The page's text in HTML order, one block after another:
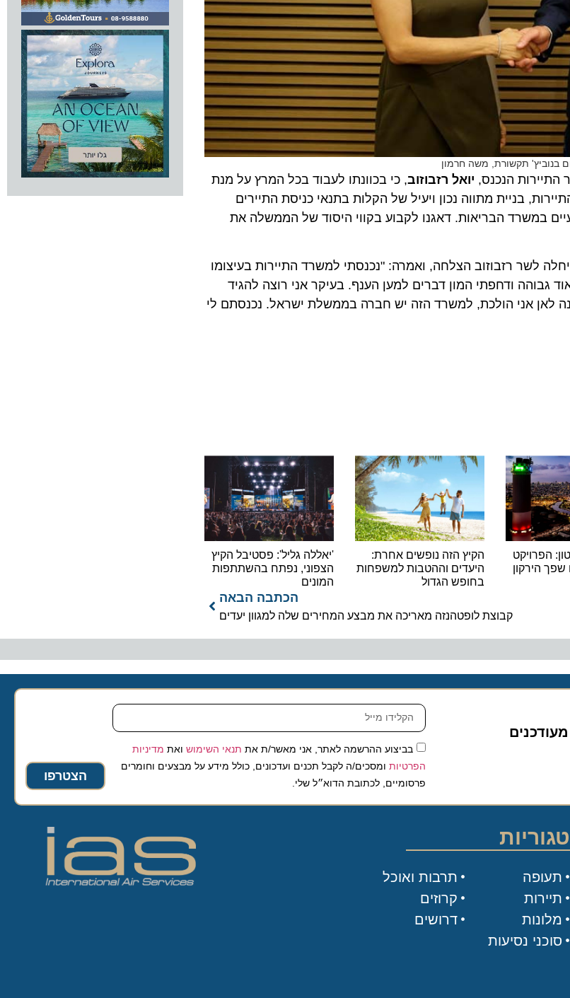
תקשורת, משה חרמון
הנכנס,יואל רזבוזוב, כי בכוונתו לעבוד בכל המרץ על מנת
מתווה נכון ויעיל של הקלות בתנאי כניסת התיירים
הבריאות. דאגנו לקבוע בקווי היסוד של הממשלה את
לשר רזבוזוב הצלחה, ואמרה: "נכנסתי למשרד התיירות בעיצומו
ודחפתי המון דברים למען הענף. בעיקר אני רוצה להגיד
אני הולכת, למשרד הזה יש חברה בממשלת ישראל. נכנסתם לי
הירקון
הקיץ הזה נופשים אחרת:
היעדים וההטבות למשפחות
בחופש הגדול
'יאללה גליל': פסטיבל הקיץ
הצפוני, נפתח בהשתתפות
המונים
הכתבה הבאה
קבוצת לופטהנזה מאריכה את מבצע המחירים שלה למגוון יעדים
בביצוע ההרשמה לאתר, אני מאשר/ת אתתנאי השימושואת מדיניות
הפרטיותומסכים/ה לקבל תכנים ועדכונים, כולל מידע על מבצעים וחומרים
פרסומיים, לכתובת הדוא״ל שלי.
הצטרפו
נסיעות
תרבות ואוכל
קרוזים
דרושים